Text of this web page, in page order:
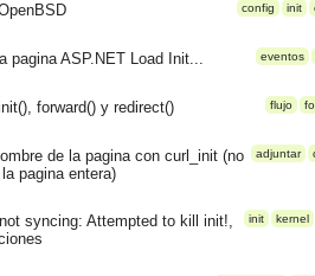
config init
eventos
pagina ASP.NET Load Init...
flujo
forward() y redirect()
adjuntar
de la pagina con curl_init (no
pagina entera)
init kernel
syncing: Attempted to kill init!,